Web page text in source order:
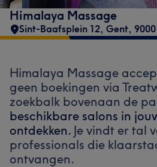
Himalaya Massage
Sint-Baafsplein 12, Gent, 9000
Himalaya Massage
geen boekingen via
zoekbalk bovenaan de
beschikbare salons in
ontdekken. Je vindt er tal
professionals die
ontvangen.